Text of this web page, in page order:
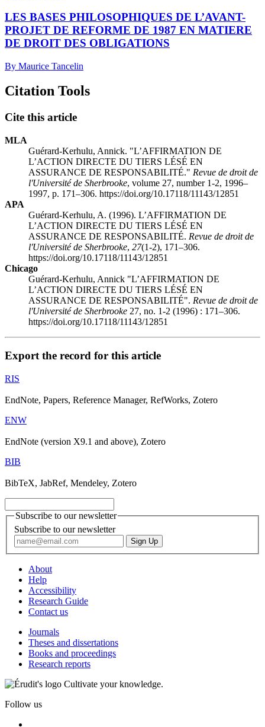
LES BASES PHILOSOPHIQUES DE L’AVANT-
PROJET DE REFORME DE 1987 EN MATIERE
DE DROIT DES OBLIGATIONS
By Maurice Tancelin
Citation Tools
Cite this article
MLA
Guérard-Kerhulu, Annick. "L’AFFIRMATION DE
L’ACTION DIRECTE DU TIERS LÉSÉ EN
ASSURANCE DE RESPONSABILITÉ." Revue de droit de
l'Université de Sherbrooke, volume 27, number 1-2, 1996–
1997, p. 171–306. https://doi.org/10.17118/11143/12851
APA
Guérard-Kerhulu, A. (1996). L’AFFIRMATION DE
L’ACTION DIRECTE DU TIERS LÉSÉ EN
ASSURANCE DE RESPONSABILITÉ. Revue de droit de
l'Université de Sherbrooke, 27(1-2), 171–306.
https://doi.org/10.17118/11143/12851
Chicago
Guérard-Kerhulu, Annick "L’AFFIRMATION DE
L’ACTION DIRECTE DU TIERS LÉSÉ EN
ASSURANCE DE RESPONSABILITÉ". Revue de droit de
l'Université de Sherbrooke 27, no. 1-2 (1996) : 171–306.
https://doi.org/10.17118/11143/12851
Export the record for this article
RIS
EndNote, Papers, Reference Manager, RefWorks, Zotero
ENW
EndNote (version X9.1 and above), Zotero
BIB
BibTeX, JabRef, Mendeley, Zotero
Subscribe to our newsletter
Subscribe to our newsletter
About
Help
Accessibility
Research Guide
Contact us
Journals
Theses and dissertations
Books and proceedings
Research reports
Cultivate your knowledge.
Follow us